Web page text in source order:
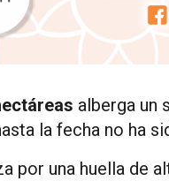
alberga un
la fecha no ha
por una huella de